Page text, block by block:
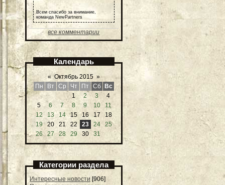
Всем спасибо за внимание,
команда NewPartners
все комментарии
Календарь
« Октябрь 2015 »
Пн
Вт Ср Чт Пт Сб Вс
1
2 3
4
5
6 7 8 9 10
11
12
13 14 15 16 17
18
19
20 21 22 23 24
25
26
27 28 29 30 31
Категории раздела
Интересные новости [906]